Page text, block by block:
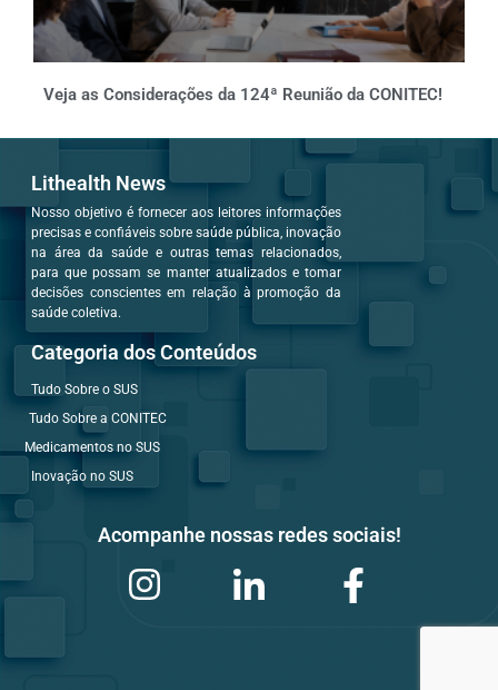
Veja as Considerações da 124ª Reunião da CONITEC!
Lithealth News
Nosso objetivo é fornecer aos leitores informações
precisas e confiáveis sobre saúde pública, inovação
na área da saúde e outras temas relacionados,
para que possam se manter atualizados e tomar
decisões conscientes em relação à promoção da
saúde coletiva.
Categoria dos Conteúdos
Tudo Sobre o SUS
Tudo Sobre a CONITEC
Medicamentos no SUS
Inovação no SUS
Acompanhe nossas redes sociais!